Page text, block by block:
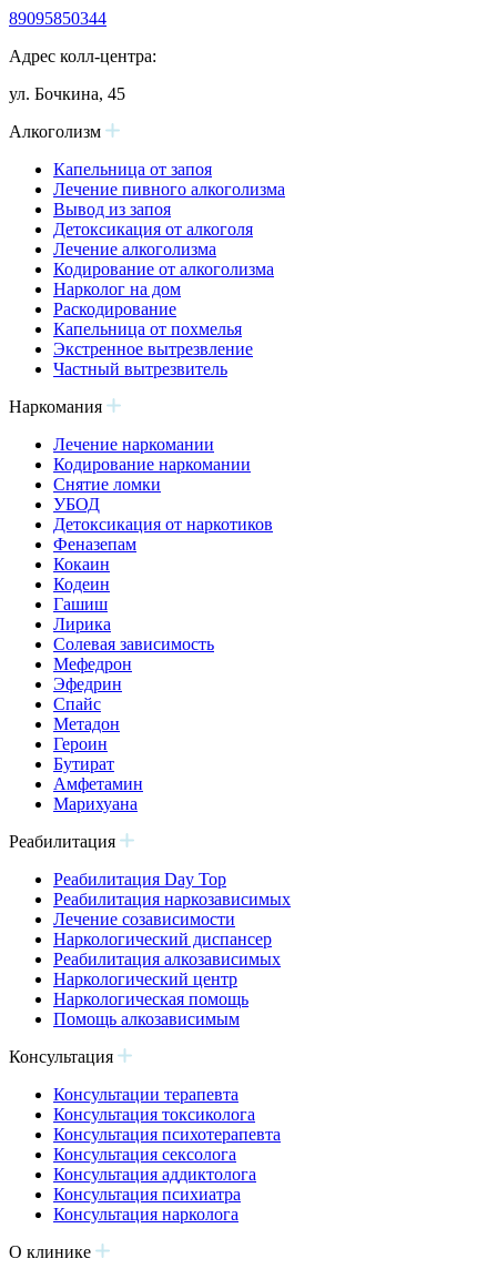
89095850344
Адрес колл-центра:
ул. Бочкина, 45
Алкоголизм
Капельница от запоя
Лечение пивного алкоголизма
Вывод из запоя
Детоксикация от алкоголя
Лечение алкоголизма
Кодирование от алкоголизма
Нарколог на дом
Раскодирование
Капельница от похмелья
Экстренное вытрезвление
Частный вытрезвитель
Наркомания
Лечение наркомании
Кодирование наркомании
Снятие ломки
УБОД
Детоксикация от наркотиков
Феназепам
Кокаин
Кодеин
Гашиш
Лирика
Солевая зависимость
Мефедрон
Эфедрин
Спайс
Метадон
Героин
Бутират
Амфетамин
Марихуана
Реабилитация
Реабилитация Day Top
Реабилитация наркозависимых
Лечение созависимости
Наркологический диспансер
Реабилитация алкозависимых
Наркологический центр
Наркологическая помощь
Помощь алкозависимым
Консультация
Консультации терапевта
Консультация токсиколога
Консультация психотерапевта
Консультация сексолога
Консультация аддиктолога
Консультация психиатра
Консультация нарколога
О клинике